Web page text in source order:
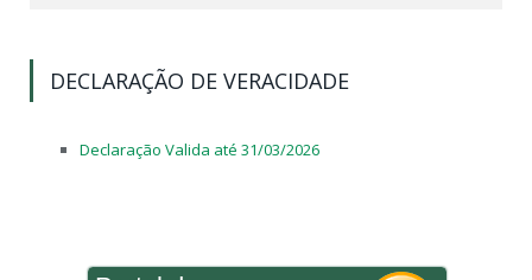
DECLARAÇÃO DE VERACIDADE
Declaração Valida até 31/03/2026